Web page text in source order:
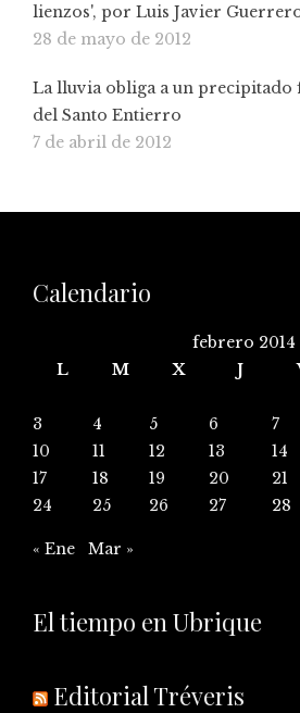
lienzos', por Luis Javier
28 de mayo de 2012
La lluvia obliga a un precipitado
del Santo Entierro
7 de abril de 2012
Calendario
febrero 2014
L
M X J
3
4 5 6 7
10
11 12 13 14
17
18 19 20 21
24
25 26 27 28
« Ene Mar »
El tiempo en Ubrique
Editorial Tréveris